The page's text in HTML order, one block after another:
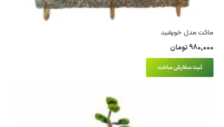
ماکت مدل خورشید
980,000تومان
ثبت سفارش ساخت